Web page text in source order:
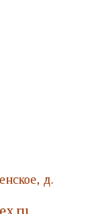
д.